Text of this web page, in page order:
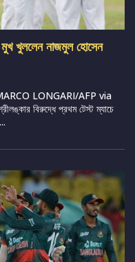
মুখ খুললেন নাজমুল হোসেন
LONGARI/AFP via
বিরুদ্ধে প্রথম টেস্ট ম্যাচে